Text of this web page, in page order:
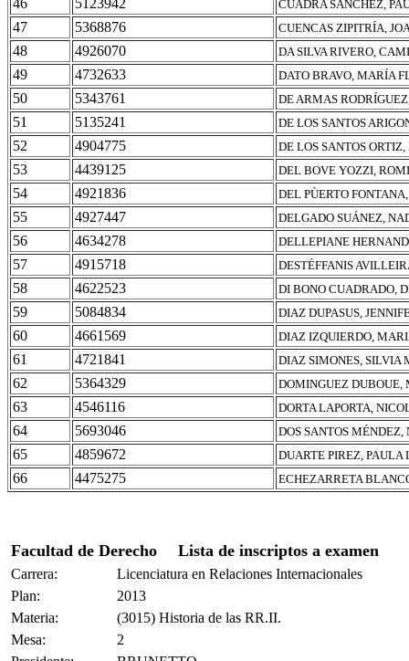
46 5123942 CUADRA SANCHEZ,
47 5368876 CUENCAS ZIPITRÍA,
48 4926070 DA SILVA RIVERO,
49 4732633 DATO BRAVO, MARÍA
50 5343761 DE ARMAS
51 5135241 DE LOS SANTOS
52 4904775 DE LOS SANTOS
53 4439125 DEL BOVE YOZZI,
54 4921836 DEL PÙERTO
55 4927447 DELGADO SUÁNEZ,
56 4634278 DELLEPIANE
57 4915718 DESTÉFFANIS
58 4622523 DI BONO CUADRADO,
59 5084834 DIAZ DUPASUS,
60 4661569 DIAZ IZQUIERDO,
61 4721841 DIAZ SIMONES, SILVIA
62 5364329 DOMINGUEZ
63 4546116 DORTA LAPORTA,
64 5693046 DOS SANTOS
65 4859672 DUARTE PIREZ, PAULA
66 4475275 ECHEZARRETA
Facultad de Derecho Lista de inscriptos a examen
Carrera:
Licenciatura en Relaciones Internacionales
Plan:
2013
Materia:
(3015) Historia de las RR.II.
Mesa:
2